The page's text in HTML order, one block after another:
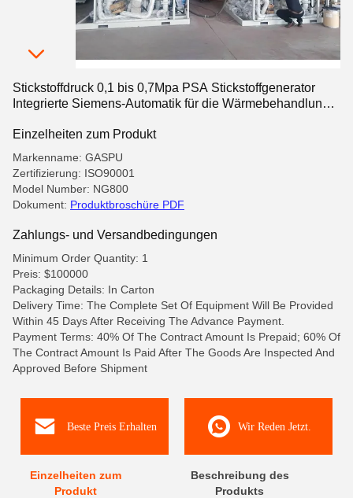
Stickstoffdruck 0,1 bis 0,7Mpa PSA Stickstoffgenerator
Integrierte Siemens-Automatik für die Wärmebehandlung
Einzelheiten zum Produkt
Markenname: GASPU
Zertifizierung: ISO90001
Model Number: NG800
Dokument: Produktbroschüre PDF
Zahlungs- und Versandbedingungen
Minimum Order Quantity: 1
Preis: $100000
Packaging Details: In Carton
Delivery Time: The Complete Set Of Equipment Will Be Provided
Within 45 Days After Receiving The Advance Payment.
Payment Terms: 40% Of The Contract Amount Is Prepaid; 60% Of
The Contract Amount Is Paid After The Goods Are Inspected And
Approved Before Shipment
Beste Preis Erhalten Wir Reden Jetzt.
Einzelheiten zum
Produkt
Beschreibung des
Produkts